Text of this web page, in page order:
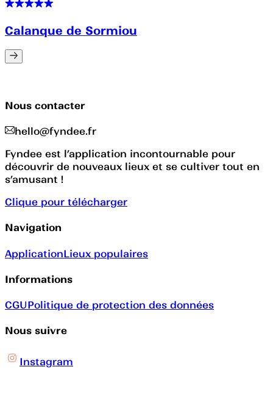
Calanque de Sormiou
Nous contacter
hello@fyndee.fr
Fyndee est l’application incontournable pour
découvrir de nouveaux lieux et se cultiver tout en
s’amusant !
Clique pour télécharger
Navigation
ApplicationLieux populaires
Informations
CGUPolitique de protection des données
Nous suivre
Instagram